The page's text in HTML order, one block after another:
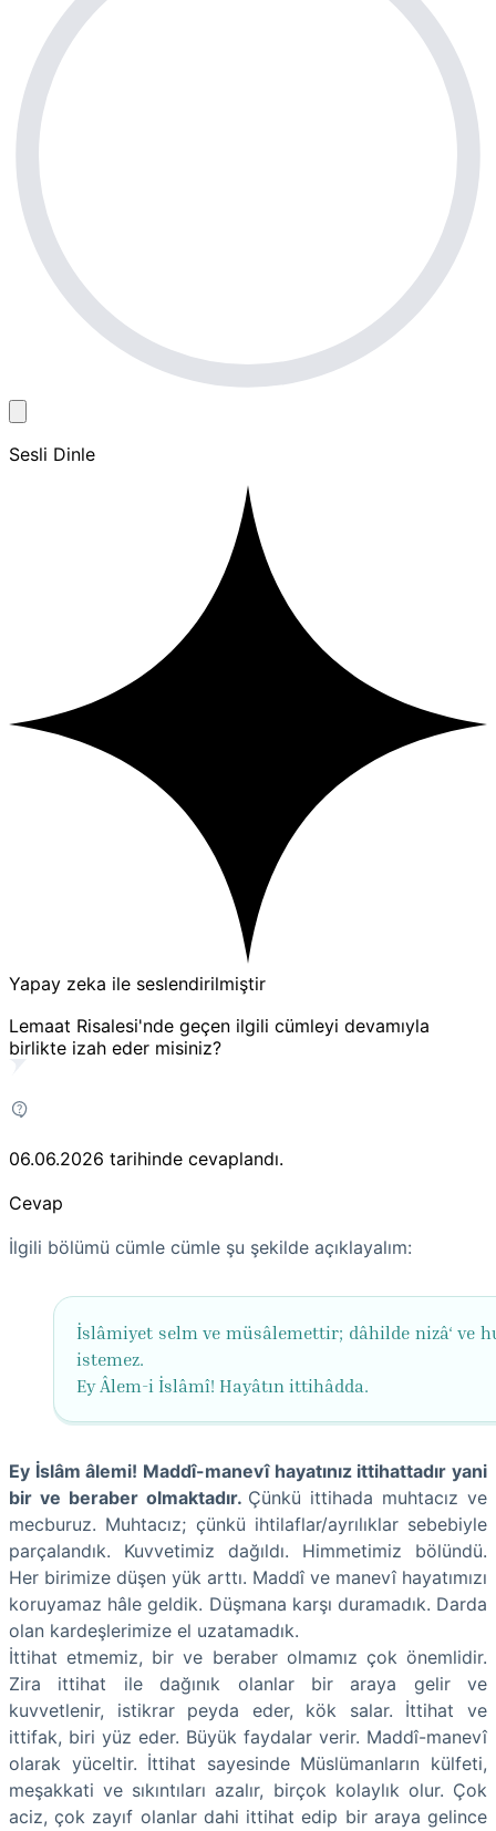
Sesli Dinle
Yapay zeka ile seslendirilmiştir
Lemaat Risalesi'nde geçen ilgili cümleyi devamıyla
birlikte izah eder misiniz?
06.06.2026 tarihinde cevaplandı.
Cevap
İlgili bölümü cümle cümle şu şekilde açıklayalım:
İslâmiyet selm ve müsâlemettir; dâhilde nizâ‘ ve
istemez.
Ey Âlem-i İslâmî! Hayâtın ittihâdda.
Ey İslâm âlemi! Maddî-manevî hayatınız ittihattadır yani
bir ve beraber olmaktadır. Çünkü ittihada muhtacız ve
mecburuz. Muhtacız; çünkü ihtilaflar/ayrılıklar sebebiyle
parçalandık. Kuvvetimiz dağıldı. Himmetimiz bölündü.
Her birimize düşen yük arttı. Maddî ve manevî hayatımızı
koruyamaz hâle geldik. Düşmana karşı duramadık. Darda
olan kardeşlerimize el uzatamadık.
İttihat etmemiz, bir ve beraber olmamız çok önemlidir.
Zira ittihat ile dağınık olanlar bir araya gelir ve
kuvvetlenir, istikrar peyda eder, kök salar. İttihat ve
ittifak, biri yüz eder. Büyük faydalar verir. Maddî-manevî
olarak yüceltir. İttihat sayesinde Müslümanların külfeti,
meşakkati ve sıkıntıları azalır, birçok kolaylık olur. Çok
aciz, çok zayıf olanlar dahi ittihat edip bir araya gelince